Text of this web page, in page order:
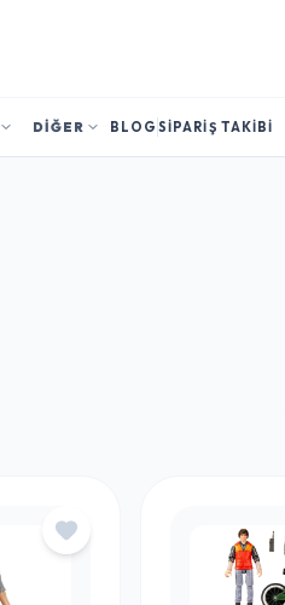
DİĞER BLOG SİPARİŞ TAKİBİ